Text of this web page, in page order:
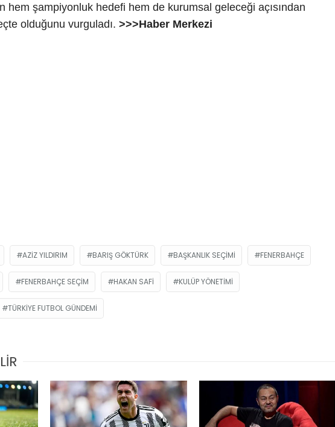
hem şampiyonluk hedefi hem de kurumsal geleceği açısından
olduğunu vurguladı. >>>Haber Merkezi
AZIZ YILDIRIM BARIŞ GÖKTÜRK BAŞKANLIK SEÇIMI FENERBAHÇE
FENERBAHÇE SEÇIM HAKAN SAFI KULÜP YÖNETIMI
TÜRKIYE FUTBOL GÜNDEMI